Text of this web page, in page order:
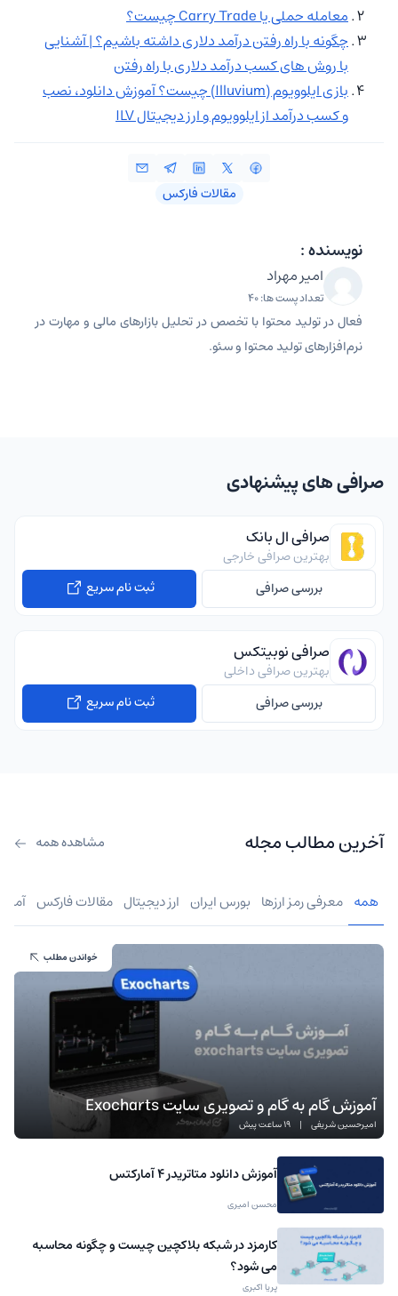
معامله حملی یا Carry Trade چیست؟
چگونه با راه رفتن درآمد دلاری داشته باشیم؟ | آشنایی
با روش های کسب درآمد دلاری با راه رفتن
بازی ایلوویوم (Illuvium) چیست؟ آموزش دانلود، نصب
و کسب درآمد از ایلوویوم و ارز دیجیتال ILV
مقالات فارکس
نویسنده :
امیر مهراد
تعداد پست ها: 40
فعال در تولید محتوا با تخصص در تحلیل بازارهای مالی و مهارت در
نرم‌افزارهای تولید محتوا و سئو.
صرافی های پیشنهادی
صرافی ال بانک
بهترین صرافی خارجی
بررسی صرافی
ثبت نام سریع
صرافی نوبیتکس
بهترین صرافی داخلی
بررسی صرافی
ثبت نام سریع
آخرین مطالب مجله مشاهده همه
همه معرفی رمز ارزها بورس ایران ارز دیجیتال مقالات فارکس
آموزش گام به گام و تصویری سایت Exocharts
امیرحسین شریفی | 19 ساعت پیش
خواندن مطلب
آموزش دانلود متاتریدر 4 آمارکتس
محسن امیری
کارمزد در شبکه بلاکچین چیست و چگونه محاسبه
می شود؟
پریا اکبری